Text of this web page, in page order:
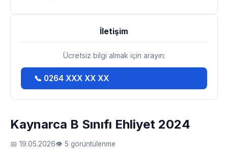
Kaynarca B Sınıfı Ehliyet 2024
📅 19.05.2026👁 5 görüntülenme
İletişim
Ücretsiz bilgi almak için arayın:
📞 0264 XXX XX XX